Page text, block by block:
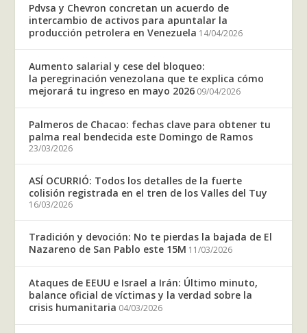
Pdvsa y Chevron concretan un acuerdo de
intercambio de activos para apuntalar la
producción petrolera en Venezuela 14/04/2026
Aumento salarial y cese del bloqueo:
la peregrinación venezolana que te explica cómo
mejorará tu ingreso en mayo 2026 09/04/2026
Palmeros de Chacao: fechas clave para obtener tu
palma real bendecida este Domingo de Ramos
23/03/2026
ASÍ OCURRIÓ: Todos los detalles de la fuerte
colisión registrada en el tren de los Valles del Tuy
16/03/2026
Tradición y devoción: No te pierdas la bajada de El
Nazareno de San Pablo este 15M 11/03/2026
Ataques de EEUU e Israel a Irán: Último minuto,
balance oficial de víctimas y la verdad sobre la
crisis humanitaria 04/03/2026